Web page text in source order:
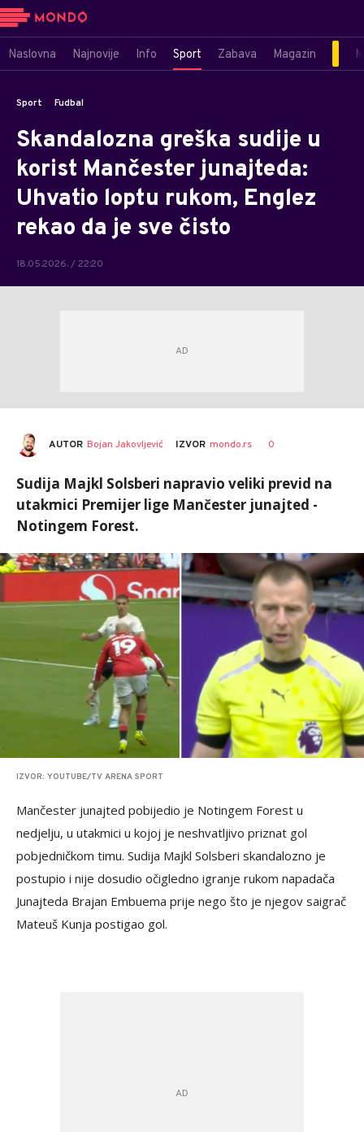
Naslovna Najnovije Info Sport Zabava Magazin
Sport Fudbal
Skandalozna greška sudije u
korist Mančester junajteda:
Uhvatio loptu rukom, Englez
rekao da je sve čisto
18.05.2026. / 22:20
AUTOR Bojan Jakovljević IZVOR mondo.rs 0
Sudija Majkl Solsberi napravio veliki previd na
utakmici Premijer lige Mančester junajted -
Notingem Forest.
IZVOR: YOUTUBE/TV ARENA SPORT
Mančester junajted pobijedio je Notingem Forest u
nedjelju, u utakmici u kojoj je neshvatljivo priznat gol
pobjedničkom timu. Sudija Majkl Solsberi skandalozno je
postupio i nije dosudio očigledno igranje rukom napadača
Junajteda Brajan Embuema prije nego što je njegov saigrač
Mateuš Kunja postigao gol.